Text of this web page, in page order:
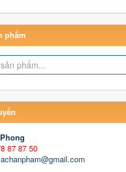
phẩm
87 87 50